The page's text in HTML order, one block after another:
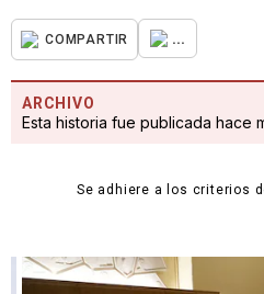
COMPARTIR ...
ARCHIVO
Esta historia fue publicada hace
Se adhiere a los criterios